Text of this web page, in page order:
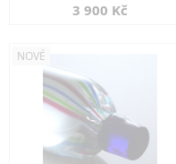
3 900 Kč
NOVÉ